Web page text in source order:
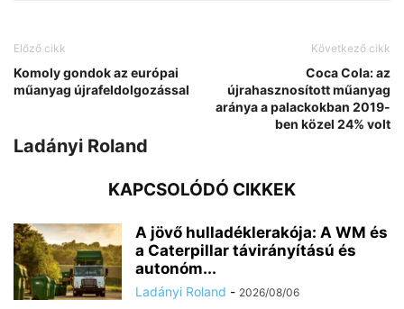
Előző cikk
Komoly gondok az európai
műanyag újrafeldolgozással
Következő cikk
Coca Cola: az
újrahasznosított műanyag
aránya a palackokban 2019-
ben közel 24% volt
Ladányi Roland
KAPCSOLÓDÓ CIKKEK
A jövő hulladéklerakója: A WM és
a Caterpillar távirányítású és
autonóm...
Ladányi Roland - 2026/08/06